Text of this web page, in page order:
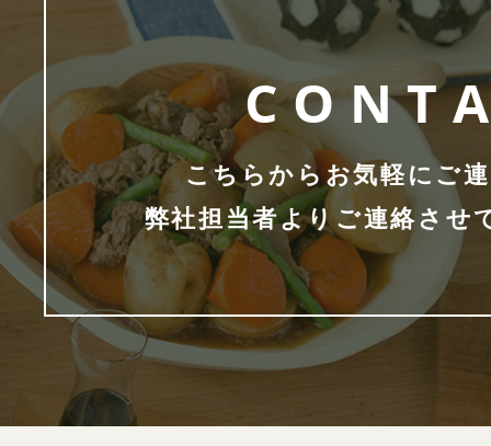
こちらからお気軽にご
弊社担当者よりご連絡させ